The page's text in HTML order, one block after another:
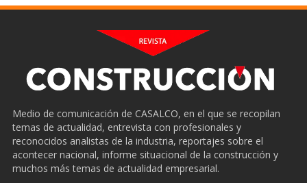
Medio de comunicación de CASALCO, en el que se recopilan
temas de actualidad, entrevista con profesionales y
reconocidos analistas de la industria, reportajes sobre el
acontecer nacional, informe situacional de la construcción y
muchos más temas de actualidad empresarial.